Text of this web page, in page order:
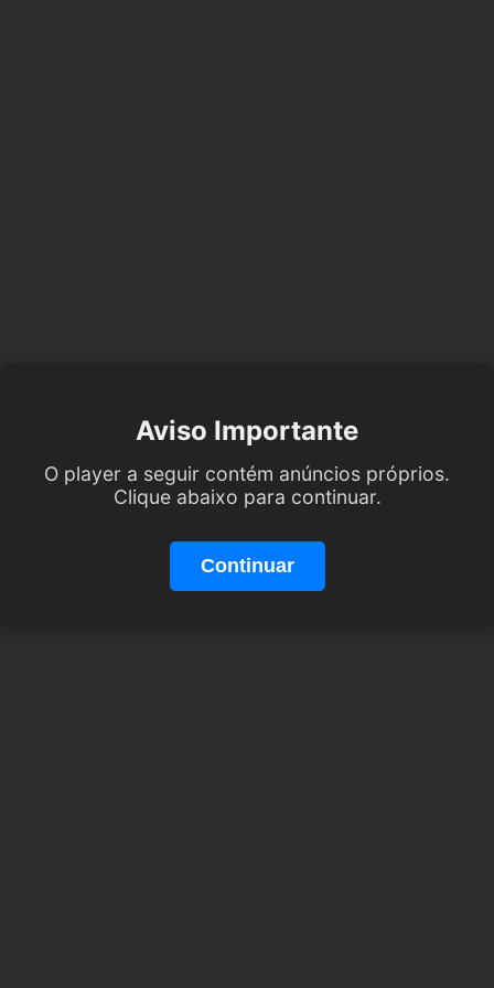
Aviso Importante
O player a seguir contém anúncios próprios.
Clique abaixo para continuar.
Continuar